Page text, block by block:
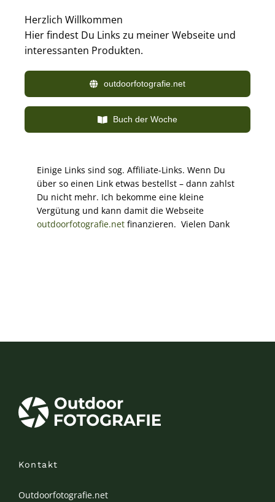
springen
Herzlich Willkommen
Hier findest Du Links zu meiner Webseite und
interessanten Produkten.
outdoorfotografie.net
Buch der Woche
Einige Links sind sog. Affiliate-Links. Wenn Du
über so einen Link etwas bestellst – dann zahlst
Du nicht mehr. Ich bekomme eine kleine
Vergütung und kann damit die Webseite
outdoorfotografie.net finanzieren. Vielen Dank
Kontakt
Outdoorfotografie.net